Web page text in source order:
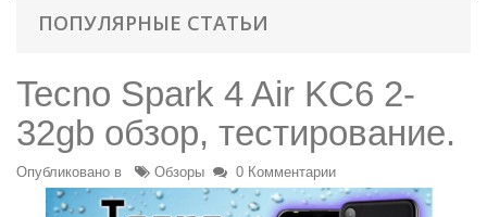
ПОПУЛЯРНЫЕ СТАТЬИ
Tecno Spark 4 Air KC6 2-
32gb обзор, тестирование.
Опубликовано в Обзоры 0 Комментарии